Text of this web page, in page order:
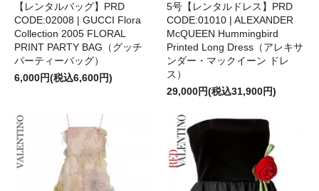
【レンタルバッグ】PRD
CODE:02008 | GUCCI Flora
Collection 2005 FLORAL
PRINT PARTY BAG（グッチ
パーティーバッグ）
6,000円(税込6,600円)
5号【レンタルドレス】PRD
CODE:01010 | ALEXANDER
McQUEEN Hummingbird
Printed Long Dress（アレキサ
ンダー・マックイーン ドレ
ス）
29,000円(税込31,900円)